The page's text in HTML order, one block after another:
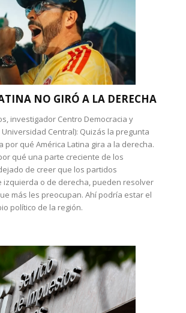
NO GIRÓ A LA DERECHA
investigador Centro Democracia y
Central): Quizás la pregunta
por qué América Latina gira a la derecha.
qué una parte creciente de los
de creer que los partidos
izquierda o de derecha, pueden resolver
más les preocupan. Ahí podría estar el
político de la región.